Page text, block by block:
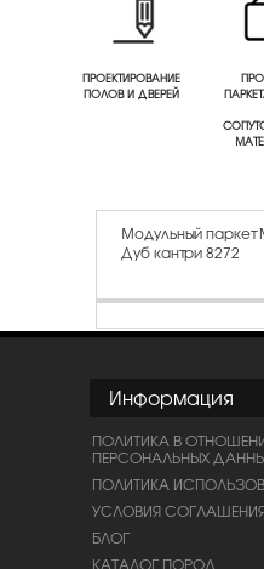
ПРОЕКТИРОВАНИЕ
ПОЛОВ И ДВЕРЕЙ
Модульный паркет
Дуб кантри 8272
Информация
ПОЛИТИКА В
ПЕРСОНАЛЬНЫХ
ПОЛИТИКА
УСЛОВИЯ
БЛОГ
КАТАЛОГ ПОРОД